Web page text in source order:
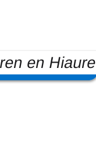
en Hiaure